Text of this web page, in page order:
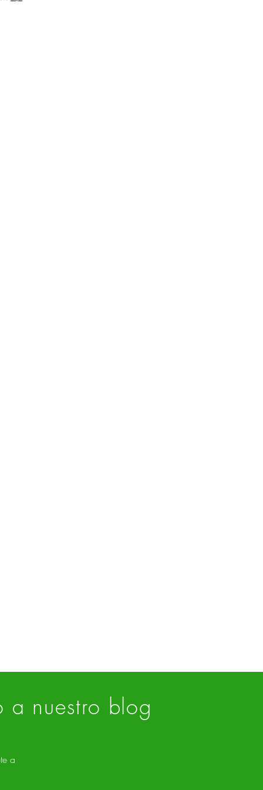
a nuestro blog
a